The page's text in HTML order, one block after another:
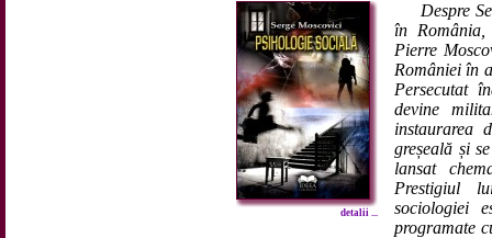
detalii ...
Despre
în
Pierre
României în
Persecutat
devine
instaurarea
greșeală și
lansat
Prestigiul
sociologiei
programate